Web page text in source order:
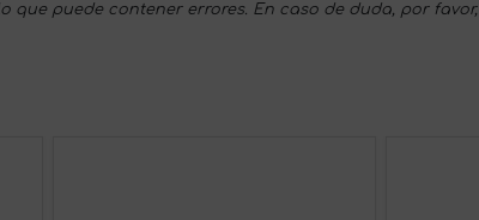
puede contener errores. En caso de duda, por favor,